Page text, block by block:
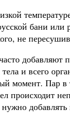
бани
не
добавляют
и всего
момент. Пар в
происходит